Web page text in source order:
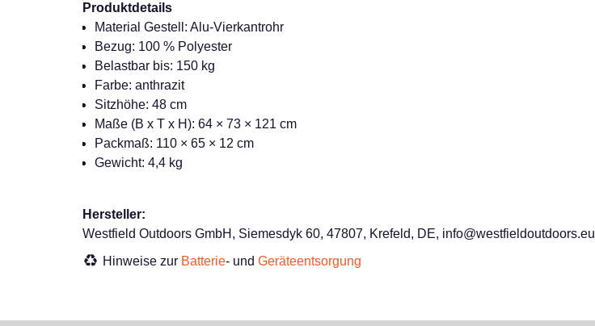
Produktdetails
Material Gestell: Alu-Vierkantrohr
Bezug: 100 % Polyester
Belastbar bis: 150 kg
Farbe: anthrazit
Sitzhöhe: 48 cm
Maße (B x T x H): 64 × 73 × 121 cm
Packmaß: 110 × 65 × 12 cm
Gewicht: 4,4 kg
Hersteller:
Westfield Outdoors GmbH, Siemesdyk 60, 47807, Krefeld, DE, info@westfieldoutdoors.eu
Hinweise zur Batterie- und Geräteentsorgung